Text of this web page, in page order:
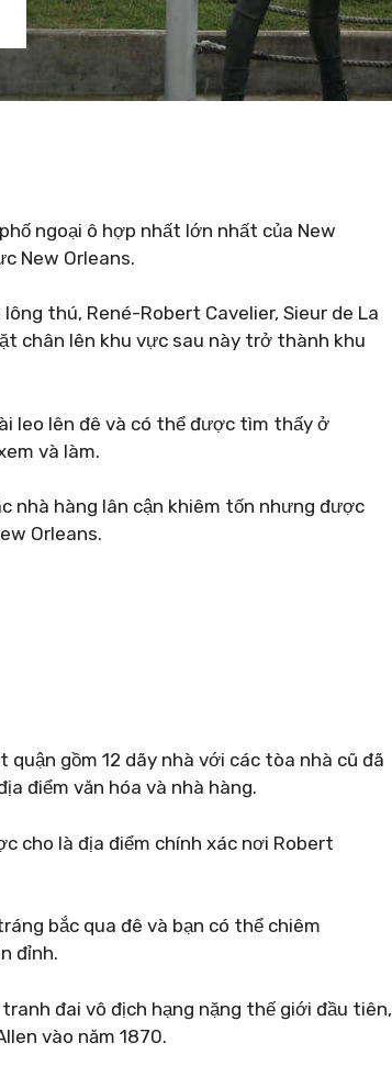
ngoại ô hợp nhất lớn nhất của New
New Orleans.
thú, René-Robert Cavelier, Sieur de La
chân lên khu vực sau này trở thành khu
leo lên đê và có thể được tìm thấy ở
và làm.
nhà hàng lân cận khiêm tốn nhưng được
Orleans.
quận gồm 12 dãy nhà với các tòa nhà cũ đã
điểm văn hóa và nhà hàng.
cho là địa điểm chính xác nơi Robert
bắc qua đê và bạn có thể chiêm
đỉnh.
đai vô địch hạng nặng thế giới đầu tiên,
vào năm 1870.